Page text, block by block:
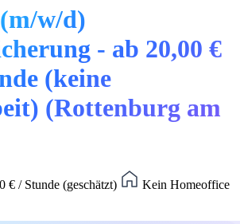
w/d)
- ab 20,00 €
(keine
(Rottenburg am
€ / Stunde (geschätzt)
Kein Homeoffice